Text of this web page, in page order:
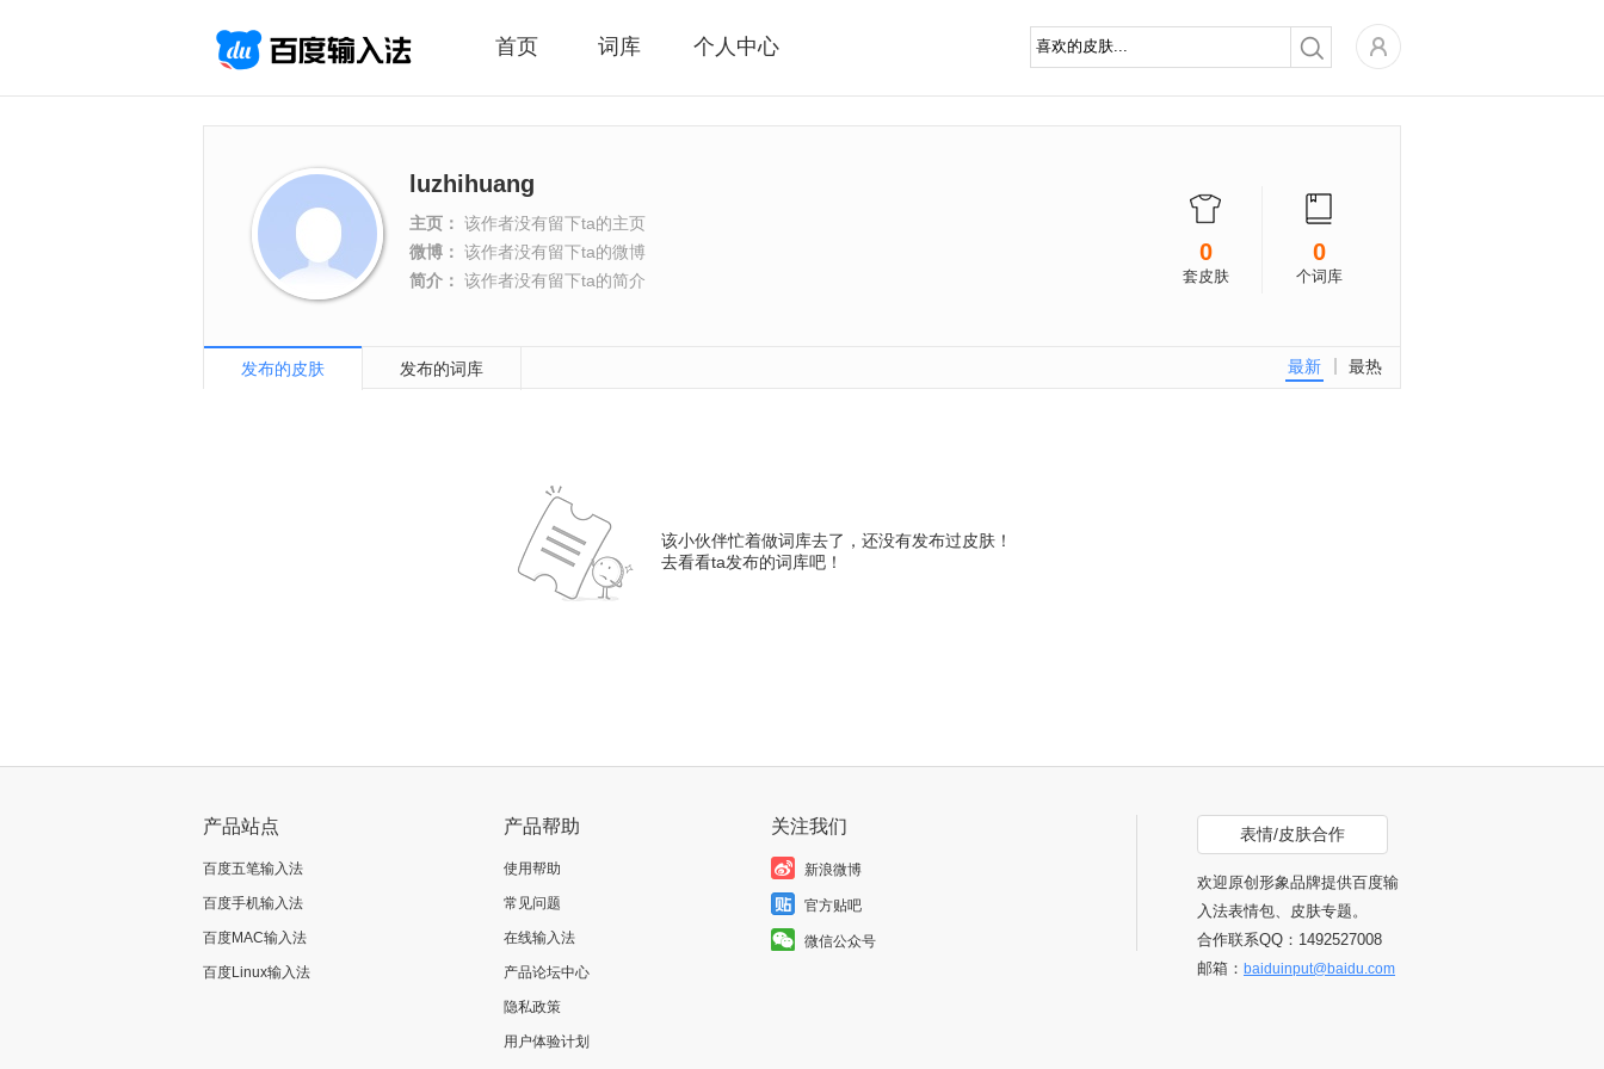
首页 词库 个人中心
0
套皮肤
0
个词库
luzhihuang
主页： 该作者没有留下ta的主页
微博： 该作者没有留下ta的微博
简介： 该作者没有留下ta的简介
最热
最新
发布的皮肤 发布的词库
该小伙伴忙着做词库去了，还没有发布过皮肤！
去看看ta发布的词库吧！
产品站点
百度五笔输入法
百度手机输入法
百度MAC输入法
百度Linux输入法
产品帮助
使用帮助
常见问题
在线输入法
产品论坛中心
隐私政策
用户体验计划
关注我们
新浪微博
官方贴吧
微信公众号
表情/皮肤合作
欢迎原创形象品牌提供百度输
入法表情包、皮肤专题。
合作联系QQ：1492527008
邮箱： baiduinput@baidu.com